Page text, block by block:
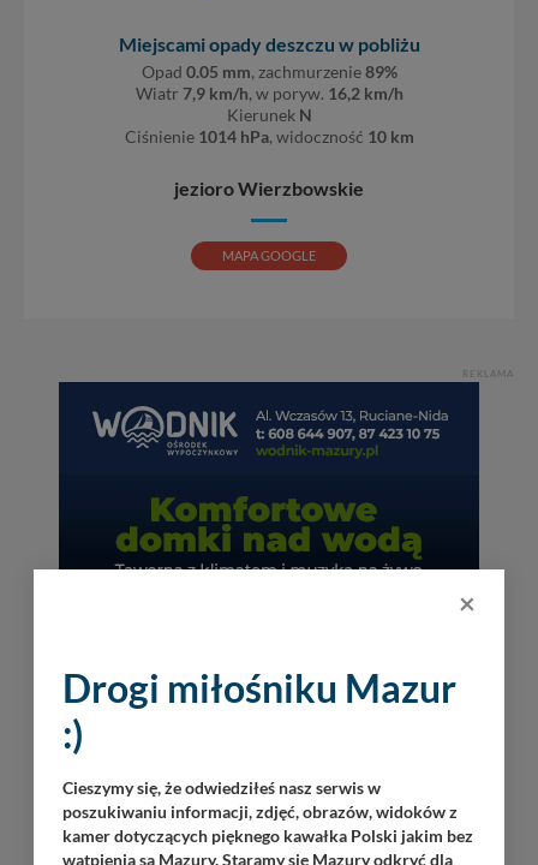
Miejscami opady deszczu w pobliżu
Opad 0.05 mm, zachmurzenie89%
Wiatr 7,9 km/h, w poryw. 16,2 km/h
Kierunek N
Ciśnienie 1014 hPa, widoczność 10 km
jezioro Wierzbowskie
MAPA GOOGLE
REKLAMA
INNE W OKOLICY
×
Drogi miłośniku Mazur
:)
Cieszymy się, że odwiedziłeś nasz serwis w
poszukiwaniu informacji, zdjęć, obrazów, widoków z
kamer dotyczących pięknego kawałka Polski jakim bez
wątpienia są Mazury. Staramy się Mazury odkryć dla